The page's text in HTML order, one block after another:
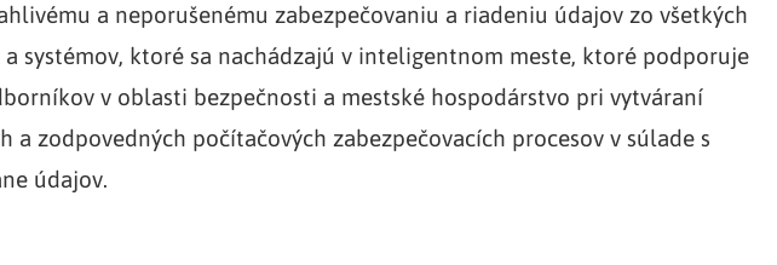
a neporušenému zabezpečovaniu a riadeniu údajov zo všetkých
systémov, ktoré sa nachádzajú v inteligentnom meste, ktoré podporuje
v oblasti bezpečnosti a mestské hospodárstvo pri vytváraní
a zodpovedných počítačových zabezpečovacích procesov v súlade s
údajov.